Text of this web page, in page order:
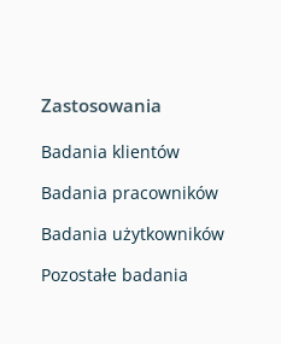
Zastosowania
Badania klientów
Badania pracowników
Badania użytkowników
Pozostałe badania